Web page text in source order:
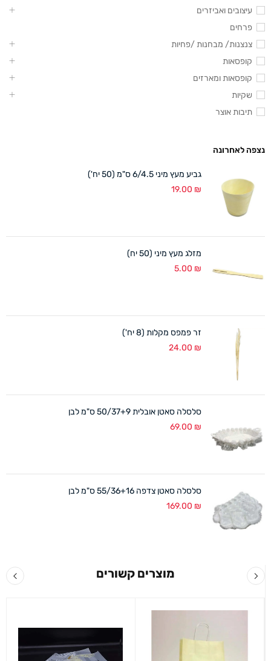
עיצובים ואביזרים
פרחים
צנצנות/ מבחנות /פחיות
קופסאות
קופסאות ומארזים
שקיות
תיבות אוצר
נצפה לאחרונה
גביע מעץ מיני 6/4.5 ס"מ (50 יח')
19.00 ₪
מזלג מעץ מיני (50 יח)
5.00 ₪
זר פמפס מקלות (8 יח')
24.00 ₪
סלסלה סאטן אובלית 50/37+9 ס"מ לבן
69.00 ₪
סלסלה סאטן צדפה 55/36+16 ס"מ לבן
169.00 ₪
מוצרים קשורים